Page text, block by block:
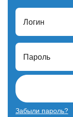
Логин
Пароль
Забыли пароль?